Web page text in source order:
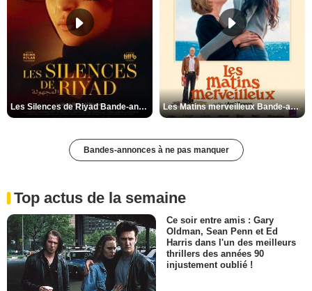
Les Silences de Riyad Bande-annonce VO STFR Les Matins merveilleux Bande-annonce VF
Bandes-annonces à ne pas manquer
Top actus de la semaine
Ce soir entre amis : Gary
Oldman, Sean Penn et Ed
Harris dans l'un des meilleurs
thrillers des années 90
injustement oublié !